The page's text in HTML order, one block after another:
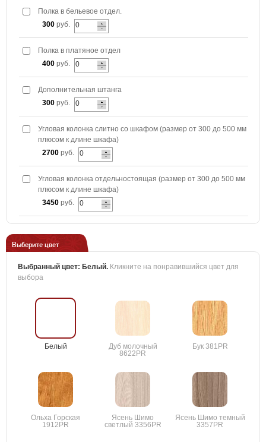
Полка в бельевое отдел.
300 руб.
Полка в платяное отдел
400 руб.
Дополнительная штанга
300 руб.
Угловая колонка слитно со шкафом (размер от 300 до 500 мм
плюсом к длине шкафа)
2700 руб.
Угловая колонка отдельностоящая (размер от 300 до 500 мм
плюсом к длине шкафа)
3450 руб.
Выберите цвет
Выбранный цвет: Белый. Кликните на понравившийся цвет для
выбора
Белый
Дуб молочный
8622PR
Бук 381PR
Ольха Горская
1912PR
Ясень Шимо
светлый 3356PR
Ясень Шимо темный
3357PR